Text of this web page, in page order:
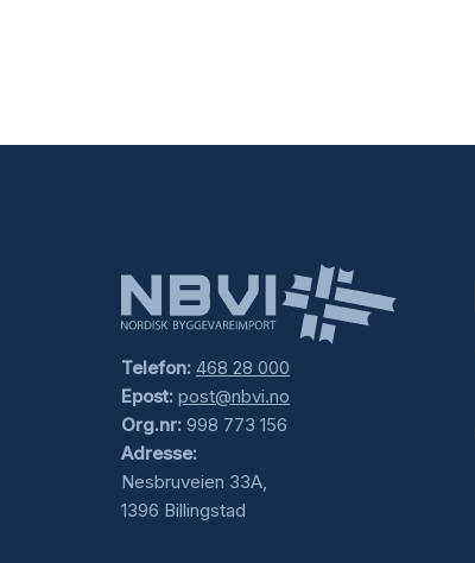
Telefon: 468 28 000
Epost: post@nbvi.no
Org.nr: 998 773 156
Adresse:
Nesbruveien 33A,
1396 Billingstad